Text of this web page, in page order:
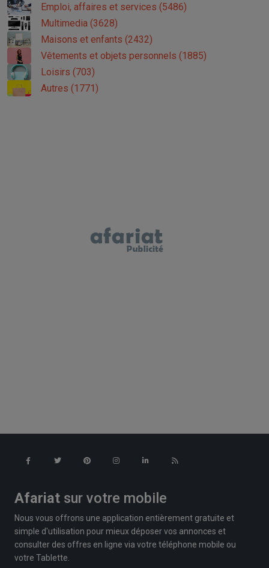
Emploi, affaires et services (5486)
Multimedia (3628)
Maisons et enfants (2432)
Vêtements et objets personnels (1885)
Loisirs (703)
Autres (1771)
Afariat sur votre mobile
Nous vous offrons une application entièrement gratuite et
simple d'utilisation pour mieux déposer vos annonces et
consulter des offres en ligne via votre téléphone mobile ou
votre Tablette.